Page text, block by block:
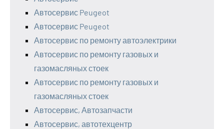
Автосервис Peugeot
Автосервис Peugeot
Автосервис по ремонту автоэлектрики
Автосервис по ремонту газовых и
газомасляных стоек
Автосервис по ремонту газовых и
газомасляных стоек
Автосервис, Автозапчасти
Автосервис, автотехцентр